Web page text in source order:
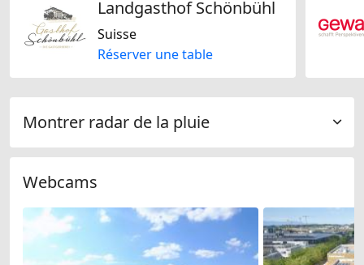
Landgasthof Schönbühl
Suisse
Réserver une table
Montrer radar de la pluie
Webcams